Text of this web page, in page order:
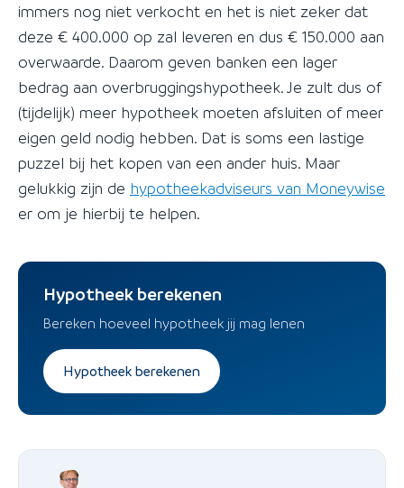
immers nog niet verkocht en het is niet zeker dat
deze € 400.000 op zal leveren en dus € 150.000 aan
overwaarde. Daarom geven banken een lager
bedrag aan overbruggingshypotheek. Je zult dus of
(tijdelijk) meer hypotheek moeten afsluiten of meer
eigen geld nodig hebben. Dat is soms een lastige
puzzel bij het kopen van een ander huis. Maar
gelukkig zijn de hypotheekadviseurs van Moneywise
er om je hierbij te helpen.
Hypotheek berekenen
Bereken hoeveel hypotheek jij mag lenen
Hypotheek berekenen